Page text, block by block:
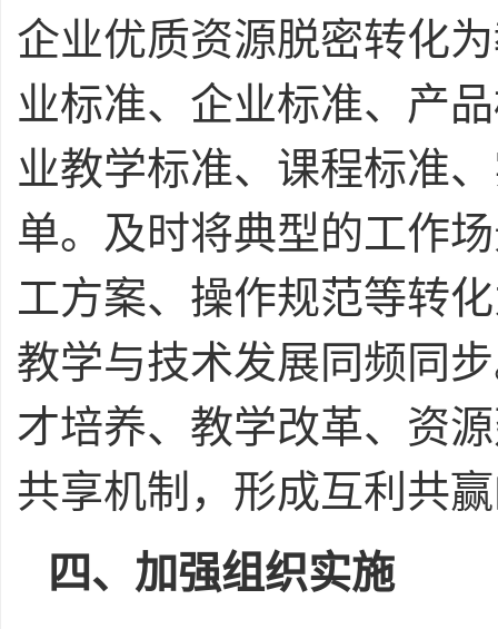
企业优质资源脱密转化
业标准、企业标准、产
业教学标准、课程标准
单。及时将典型的工作
工方案、操作规范等转
教学与技术发展同频同
才培养、教学改革、资
共享机制，形成互利共
四、加强组织实施